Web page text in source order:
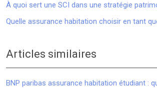
À quoi sert une SCI dans une stratégie
Quelle assurance habitation choisir en tant
Articles similaires
BNP paribas assurance habitation étudiant :